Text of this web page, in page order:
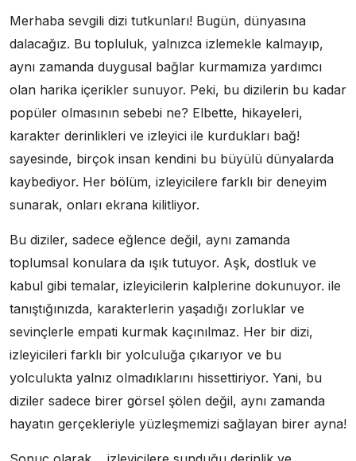
Merhaba sevgili dizi tutkunları! Bugün, dünyasına
dalacağız. Bu topluluk, yalnızca izlemekle kalmayıp,
aynı zamanda duygusal bağlar kurmamıza yardımcı
olan harika içerikler sunuyor. Peki, bu dizilerin bu kadar
popüler olmasının sebebi ne? Elbette, hikayeleri,
karakter derinlikleri ve izleyici ile kurdukları bağ!
sayesinde, birçok insan kendini bu büyülü dünyalarda
kaybediyor. Her bölüm, izleyicilere farklı bir deneyim
sunarak, onları ekrana kilitliyor.
Bu diziler, sadece eğlence değil, aynı zamanda
toplumsal konulara da ışık tutuyor. Aşk, dostluk ve
kabul gibi temalar, izleyicilerin kalplerine dokunuyor. ile
tanıştığınızda, karakterlerin yaşadığı zorluklar ve
sevinçlerle empati kurmak kaçınılmaz. Her bir dizi,
izleyicileri farklı bir yolculuğa çıkarıyor ve bu
yolculukta yalnız olmadıklarını hissettiriyor. Yani, bu
diziler sadece birer görsel şölen değil, aynı zamanda
hayatın gerçekleriyle yüzleşmemizi sağlayan birer ayna!